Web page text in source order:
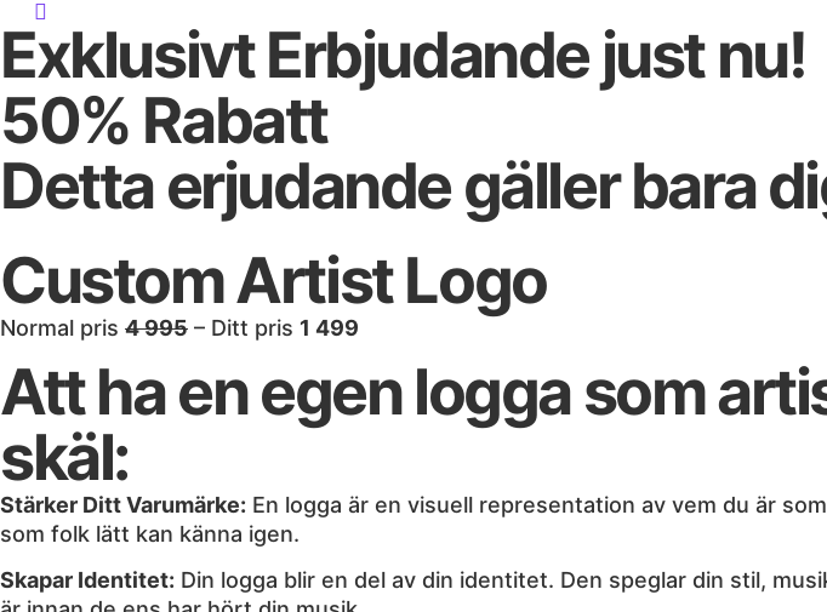
Exklusivt Erbjudande just nu!
50% Rabatt
Detta erjudande gäller bara
Custom Artist Logo
Normal pris 4 995 – Ditt pris 1 499
Att ha en egen logga som
skäl:
Stärker Ditt Varumärke: En logga är en visuell representation av vem du är
som folk lätt kan känna igen.
Skapar Identitet: Din logga blir en del av din identitet. Den speglar din stil,